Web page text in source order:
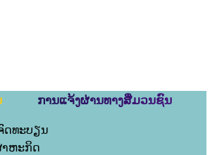
ນ ການແຈ້ງຜ່ານທາງສື່ມວນຊົນ
ດທະບຽນ
າຫະກິດ